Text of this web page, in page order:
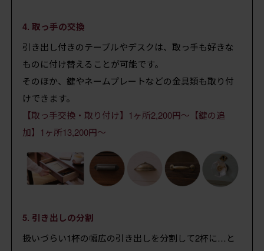
4. 取っ手の交換
引き出し付きのテーブルやデスクは、取っ手も好きな
ものに付け替えることが可能です。
そのほか、鍵やネームプレートなどの金具類も取り付
けできます。
【取っ手交換・取り付け】1ヶ所2,200円～【鍵の追
加】1ヶ所13,200円～
5. 引き出しの分割
扱いづらい1杯の幅広の引き出しを分割して2杯に…と